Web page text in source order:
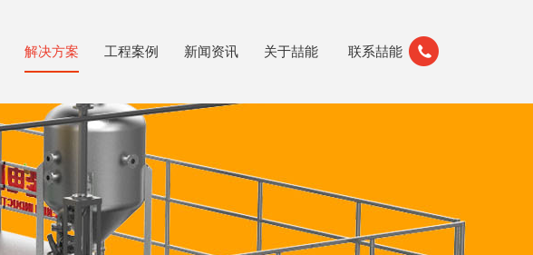
解决方案 工程案例 新闻资讯 关于喆能 联系喆能